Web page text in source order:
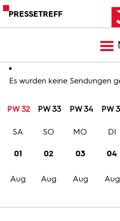
PRESSETREFF
Es wurden keine Sendungen
PW 32 PW 33 PW 34 PW
01
Aug
SA
02
Aug
SO
03
Aug
MO
04
Aug
DI